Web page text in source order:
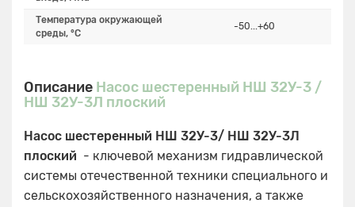
Температура окружающей
среды, °C
-50...+60
Описание Насос шестеренный НШ 32У-3 /
НШ 32У-3Л плоский
Насос шестеренный НШ 32У-3/ НШ 32У-3Л
плоский - ключевой механизм гидравлической
системы отечественной техники специального и
сельскохозяйственного назначения, а также